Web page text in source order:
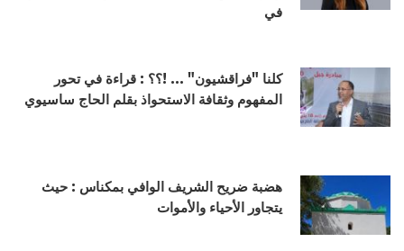
في
كلنا "فراقشيون" ... !؟؟ : قراءة في تحور
المفهوم وثقافة الاستحواذ بقلم الحاج ساسيوي
هضبة ضريح الشريف الوافي بمكناس : حيث
يتجاور الأحياء والأموات